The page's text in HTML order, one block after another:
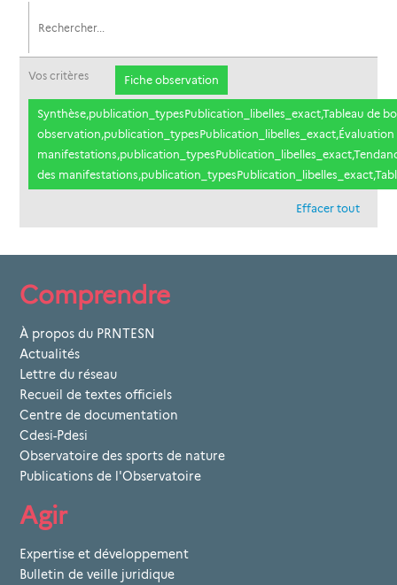
Vos critères Fiche observation
Synthèse,publication_typesPublication_libelles_exact,Tableau de
observation,publication_typesPublication_libelles_exact,Évaluation
des
Effacer tout
Comprendre
À propos du PRNTESN
Actualités
Lettre du réseau
Recueil de textes officiels
Centre de documentation
Cdesi-Pdesi
Observatoire des sports de nature
Publications de l'Observatoire
Agir
Expertise et développement
Bulletin de veille juridique